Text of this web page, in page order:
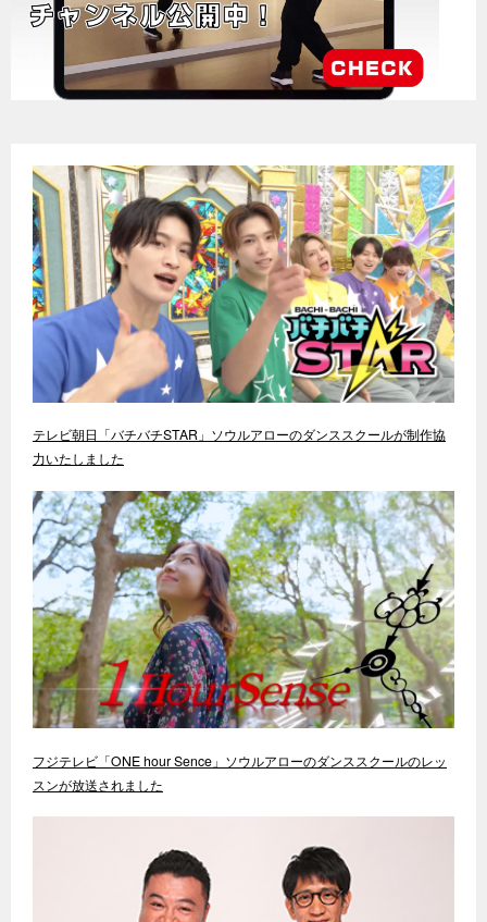
テレビ朝日「バチバチSTAR」ソウルアローのダンススクールが制作協
力いたしました
フジテレビ「ONE hour Sence」ソウルアローのダンススクールのレッ
スンが放送されました